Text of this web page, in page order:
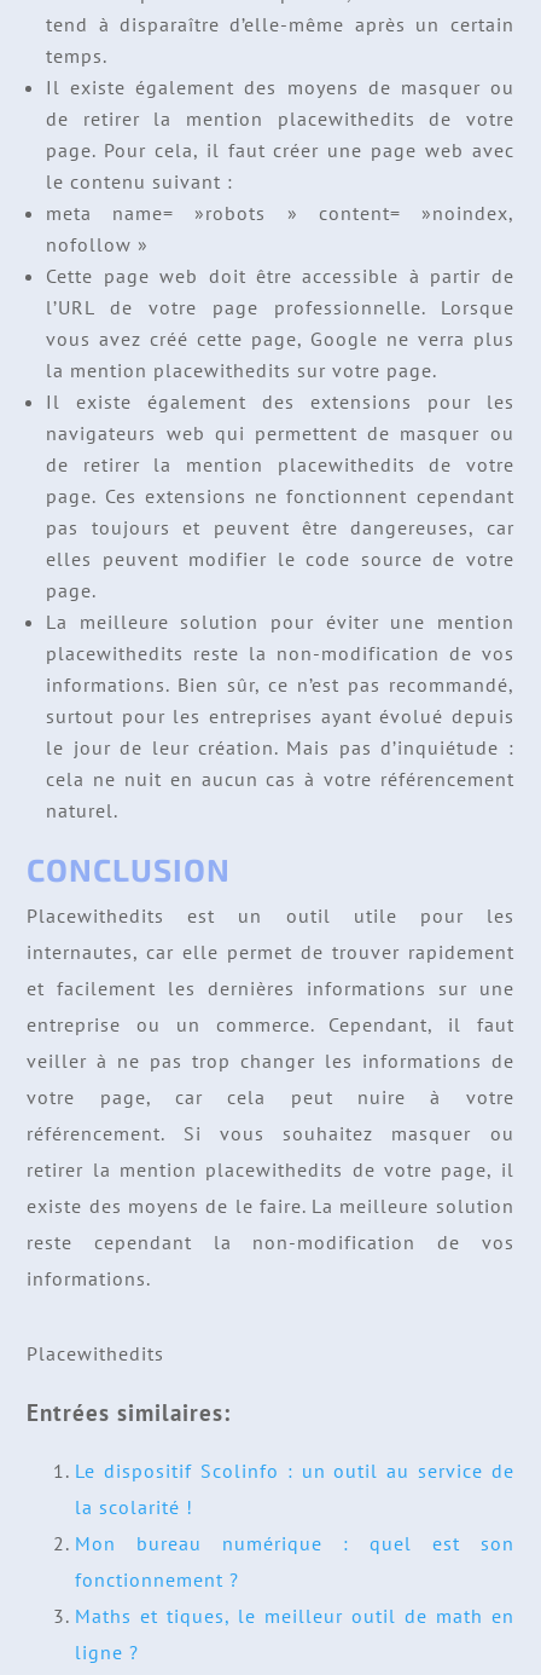
tend à disparaître d’elle-même après un certain
temps.
Il existe également des moyens de masquer ou
de retirer la mention placewithedits de votre
page. Pour cela, il faut créer une page web avec
le contenu suivant :
meta name= »robots » content= »noindex,
nofollow »
Cette page web doit être accessible à partir de
l’URL de votre page professionnelle. Lorsque
vous avez créé cette page, Google ne verra plus
la mention placewithedits sur votre page.
Il existe également des extensions pour les
navigateurs web qui permettent de masquer ou
de retirer la mention placewithedits de votre
page. Ces extensions ne fonctionnent cependant
pas toujours et peuvent être dangereuses, car
elles peuvent modifier le code source de votre
page.
La meilleure solution pour éviter une mention
placewithedits reste la non-modification de vos
informations. Bien sûr, ce n’est pas recommandé,
surtout pour les entreprises ayant évolué depuis
le jour de leur création. Mais pas d’inquiétude :
cela ne nuit en aucun cas à votre référencement
naturel.
CONCLUSION
Placewithedits est un outil utile pour les
internautes, car elle permet de trouver rapidement
et facilement les dernières informations sur une
entreprise ou un commerce. Cependant, il faut
veiller à ne pas trop changer les informations de
votre page, car cela peut nuire à votre
référencement. Si vous souhaitez masquer ou
retirer la mention placewithedits de votre page, il
existe des moyens de le faire. La meilleure solution
reste cependant la non-modification de vos
informations.
Placewithedits
Entrées similaires:
Le dispositif Scolinfo : un outil au service de
la scolarité !
Mon bureau numérique : quel est son
fonctionnement ?
Maths et tiques, le meilleur outil de math en
ligne ?